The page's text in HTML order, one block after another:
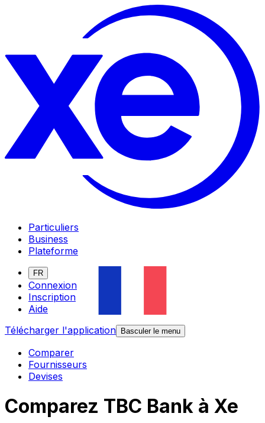
Particuliers
Business
Plateforme
FR
Connexion
Inscription
Aide
Télécharger l'application
Basculer le menu
Comparer
Fournisseurs
Devises
Comparez TBC Bank à Xe